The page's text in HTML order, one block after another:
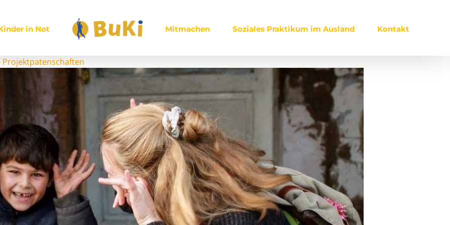
in Not Mitmachen Soziales Praktikum im Ausland Kontakt
Projektpatenschaften